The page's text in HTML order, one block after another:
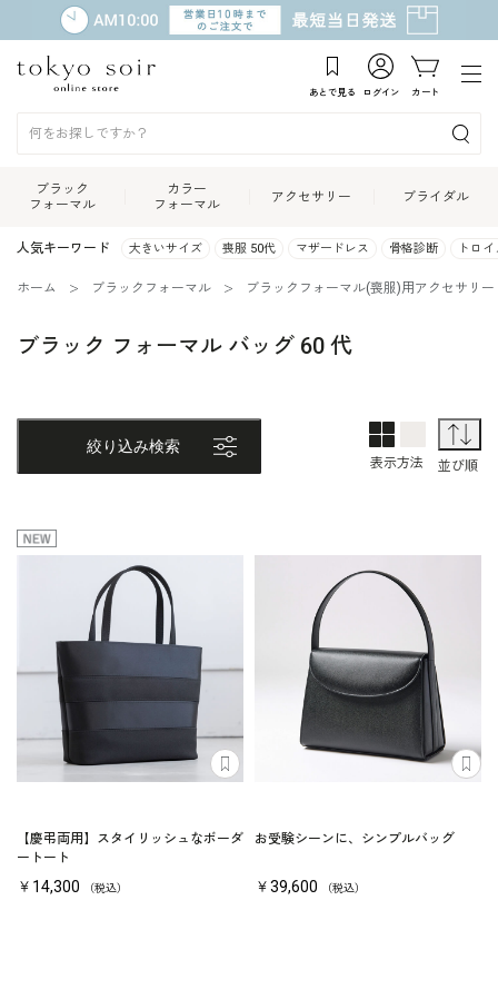
あとで見る ログイン カート
ブラック
フォーマル
カラー
フォーマル
アクセサリー ブライダル
人気キーワード 大きいサイズ 喪服 50代 マザードレス 骨格診断 トロ
ホーム ブラックフォーマル ブラックフォーマル(喪服)用アクセサリー
ブラック フォーマル バッグ 60 代
絞り込み検索
表示方法
1列表示
並び順
【慶弔両用】スタイリッシュなボーダ
ートート
￥14,300 （税込）
お受験シーンに、シンプルバッグ
￥39,600 （税込）